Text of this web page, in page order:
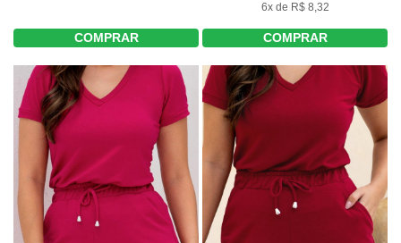
COMPRAR
6x de R$ 8,32
COMPRAR